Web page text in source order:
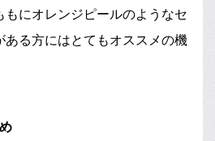
もにオレンジピールのようなセ
ある方にはとてもオススメの機